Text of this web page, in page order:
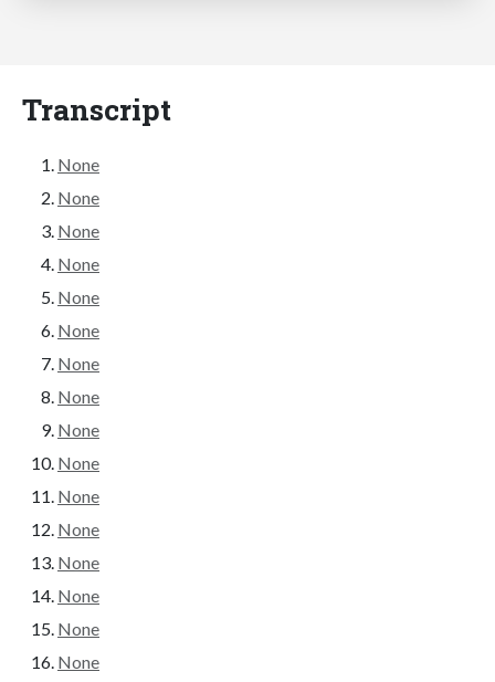
Transcript
None
None
None
None
None
None
None
None
None
None
None
None
None
None
None
None